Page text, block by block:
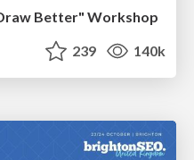
Better" Workshop
239 140k